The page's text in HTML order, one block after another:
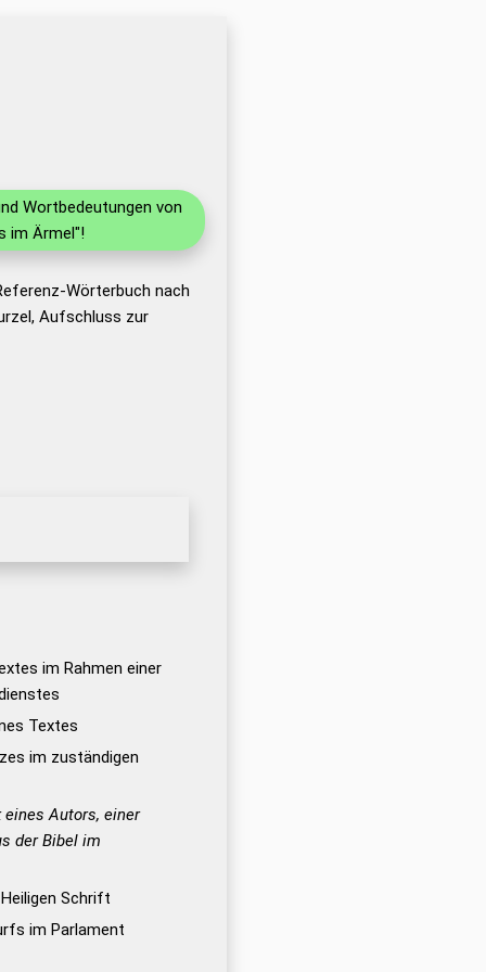
Wortbedeutungen von
im Ärmel"!
Wörterbuch nach
Aufschluss zur
im Rahmen einer
Textes
im zuständigen
eines Autors, einer
der Bibel im
Schrift
im Parlament